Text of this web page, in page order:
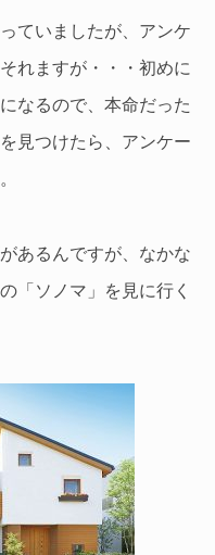
ていましたが、アンケ
れますが・・・初めに
なるので、本命だった
見つけたら、アンケー
あるんですが、なかな
「ソノマ」を見に行く